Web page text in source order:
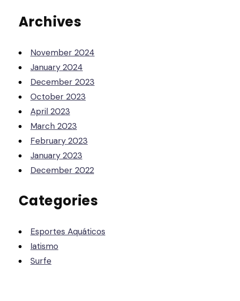
Archives
November 2024
January 2024
December 2023
October 2023
April 2023
March 2023
February 2023
January 2023
December 2022
Categories
Esportes Aquáticos
Iatismo
Surfe